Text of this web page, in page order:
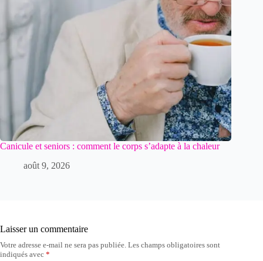
Canicule et seniors : comment le corps s’adapte à la chaleur
août 9, 2026
Laisser un commentaire
Votre adresse e-mail ne sera pas publiée. Les champs obligatoires sont
indiqués avec *